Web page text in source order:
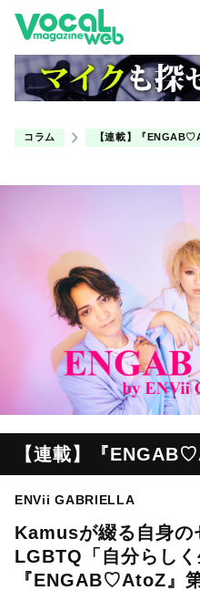
コラム 【連載】『
【連載】『
ENVii GABRIELLA
Kamusが綴る自身の
LGBTQ「自分らし
『ENGAB♡AtoZ』